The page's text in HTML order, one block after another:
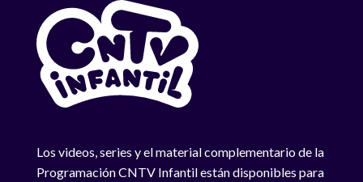
Los videos, series y el material complementario de la
Programación CNTV Infantil están disponibles para